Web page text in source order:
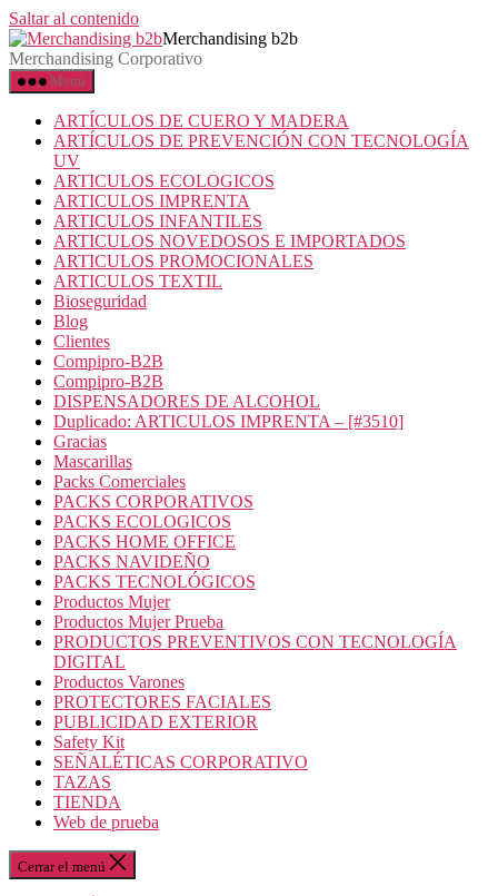
Saltar al contenido
Merchandising b2b
Merchandising Corporativo
Menú
ARTÍCULOS DE CUERO Y MADERA
ARTÍCULOS DE PREVENCIÓN CON TECNOLOGÍA
UV
ARTICULOS ECOLOGICOS
ARTICULOS IMPRENTA
ARTICULOS INFANTILES
ARTICULOS NOVEDOSOS E IMPORTADOS
ARTICULOS PROMOCIONALES
ARTICULOS TEXTIL
Bioseguridad
Blog
Clientes
Compipro-B2B
Compipro-B2B
DISPENSADORES DE ALCOHOL
Duplicado: ARTICULOS IMPRENTA – [#3510]
Gracias
Mascarillas
Packs Comerciales
PACKS CORPORATIVOS
PACKS ECOLOGICOS
PACKS HOME OFFICE
PACKS NAVIDEÑO
PACKS TECNOLÓGICOS
Productos Mujer
Productos Mujer Prueba
PRODUCTOS PREVENTIVOS CON TECNOLOGÍA
DIGITAL
Productos Varones
PROTECTORES FACIALES
PUBLICIDAD EXTERIOR
Safety Kit
SEÑALÉTICAS CORPORATIVO
TAZAS
TIENDA
Web de prueba
Cerrar el menú